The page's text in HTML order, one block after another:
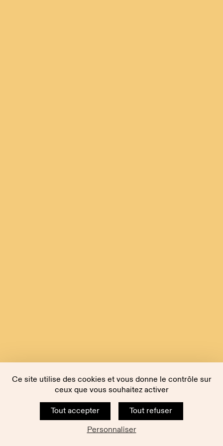
Ce site utilise des cookies et vous donne le contrôle sur
ceux que vous souhaitez activer
Tout accepter
Tout refuser
Personnaliser